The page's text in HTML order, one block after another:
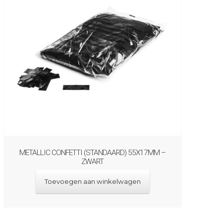
METALLIC CONFETTI (STANDAARD) 55X17MM –
ZWART
Toevoegen aan winkelwagen